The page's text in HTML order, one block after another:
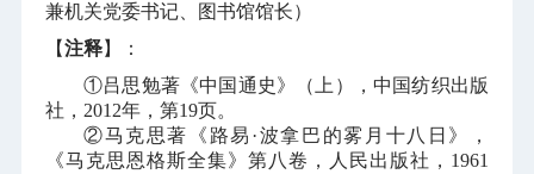
兼机关党委书记、图书馆馆长）
【注释】：
①吕思勉著《中国通史》（上），中国纺织出版
社， 2012年，第19页。
②马克思著《路易·波拿巴的雾月十八日》，
《马克思恩格斯全集》第八卷，人民出版社， 1961